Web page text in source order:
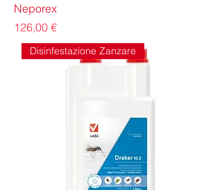
Neporex
Prezzo
126,00 €
Disinfestazione Zanzare